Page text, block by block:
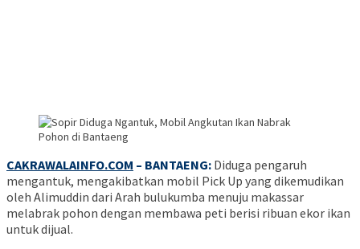
CAKRAWALAINFO.COM – BANTAENG: Diduga pengaruh
mengantuk, mengakibatkan mobil Pick Up yang dikemudikan
oleh Alimuddin dari Arah bulukumba menuju makassar
melabrak pohon dengan membawa peti berisi ribuan ekor ikan
untuk dijual.